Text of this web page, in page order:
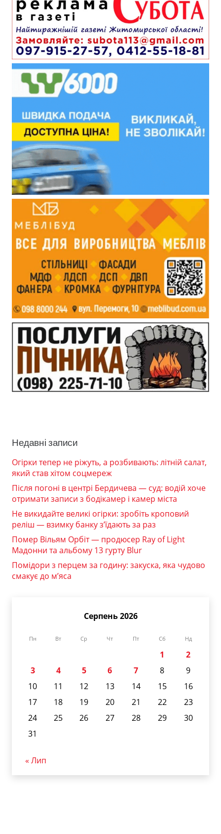
Недавні записи
Огірки тепер не ріжуть, а розбивають: літній салат,
який став хітом соцмереж
Після погоні в центрі Бердичева — суд: водій хоче
отримати записи з бодікамер і камер міста
Не викидайте великі огірки: зробіть кроповий
реліш — взимку банку з’їдають за раз
Помер Вільям Орбіт — продюсер Ray of Light
Мадонни та альбому 13 гурту Blur
Помідори з перцем за годину: закуска, яка чудово
смакує до м’яса
Серпень 2026
Пн Вт Ср Чт Пт Сб Нд
1
2
3
4 5 6 7 8
9
10
11 12 13 14 15
16
17
18 19 20 21 22
23
24
25 26 27 28 29
30
31
« Лип